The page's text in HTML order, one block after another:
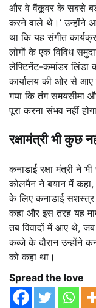
और वे वैंकूवर के सबसे बड़े
करने वाले थे।’ उन्होंने
था कि यह संगीत
लोगों के एक विविध
लेफ्टिनेंट-कमांडर लिंडा
कार्यालय की ओर से
गया कि तंग समयसीमा
पूरा करना संभव नहीं
रक्षामंत्री भी कुछ
कनाडाई रक्षा मंत्री ने
कोलमैन ने बयान में कहा,
के लिए कनाडाई सशस्त्र
कहा और इस तरह यह
तब विवादों में आए थे, जब
कब्जे के दौरान उन्होंने
को कहा था।
Spread the love